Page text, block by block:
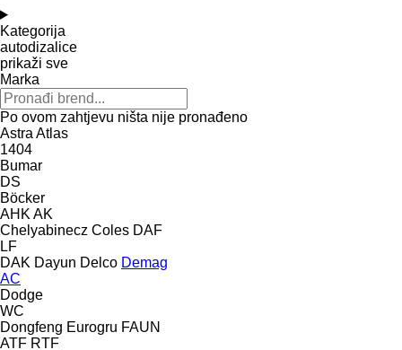
Kategorija
autodizalice
prikaži sve
Marka
Po ovom zahtjevu ništa nije pronađeno
Astra Atlas
1404
Bumar
DS
Böcker
AHK AK
Chelyabinecz Coles DAF
LF
DAK Dayun Delco Demag
AC
Dodge
WC
Dongfeng Eurogru FAUN
ATF RTF